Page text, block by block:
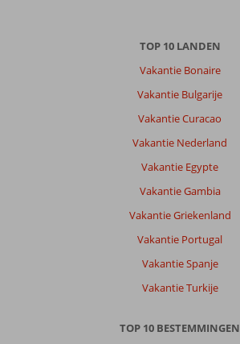
TOP 10 LANDEN
Vakantie Bonaire
Vakantie Bulgarije
Vakantie Curacao
Vakantie Nederland
Vakantie Egypte
Vakantie Gambia
Vakantie Griekenland
Vakantie Portugal
Vakantie Spanje
Vakantie Turkije
TOP 10 BESTEMMINGEN